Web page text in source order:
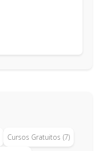
Cursos Gratuitos (7)